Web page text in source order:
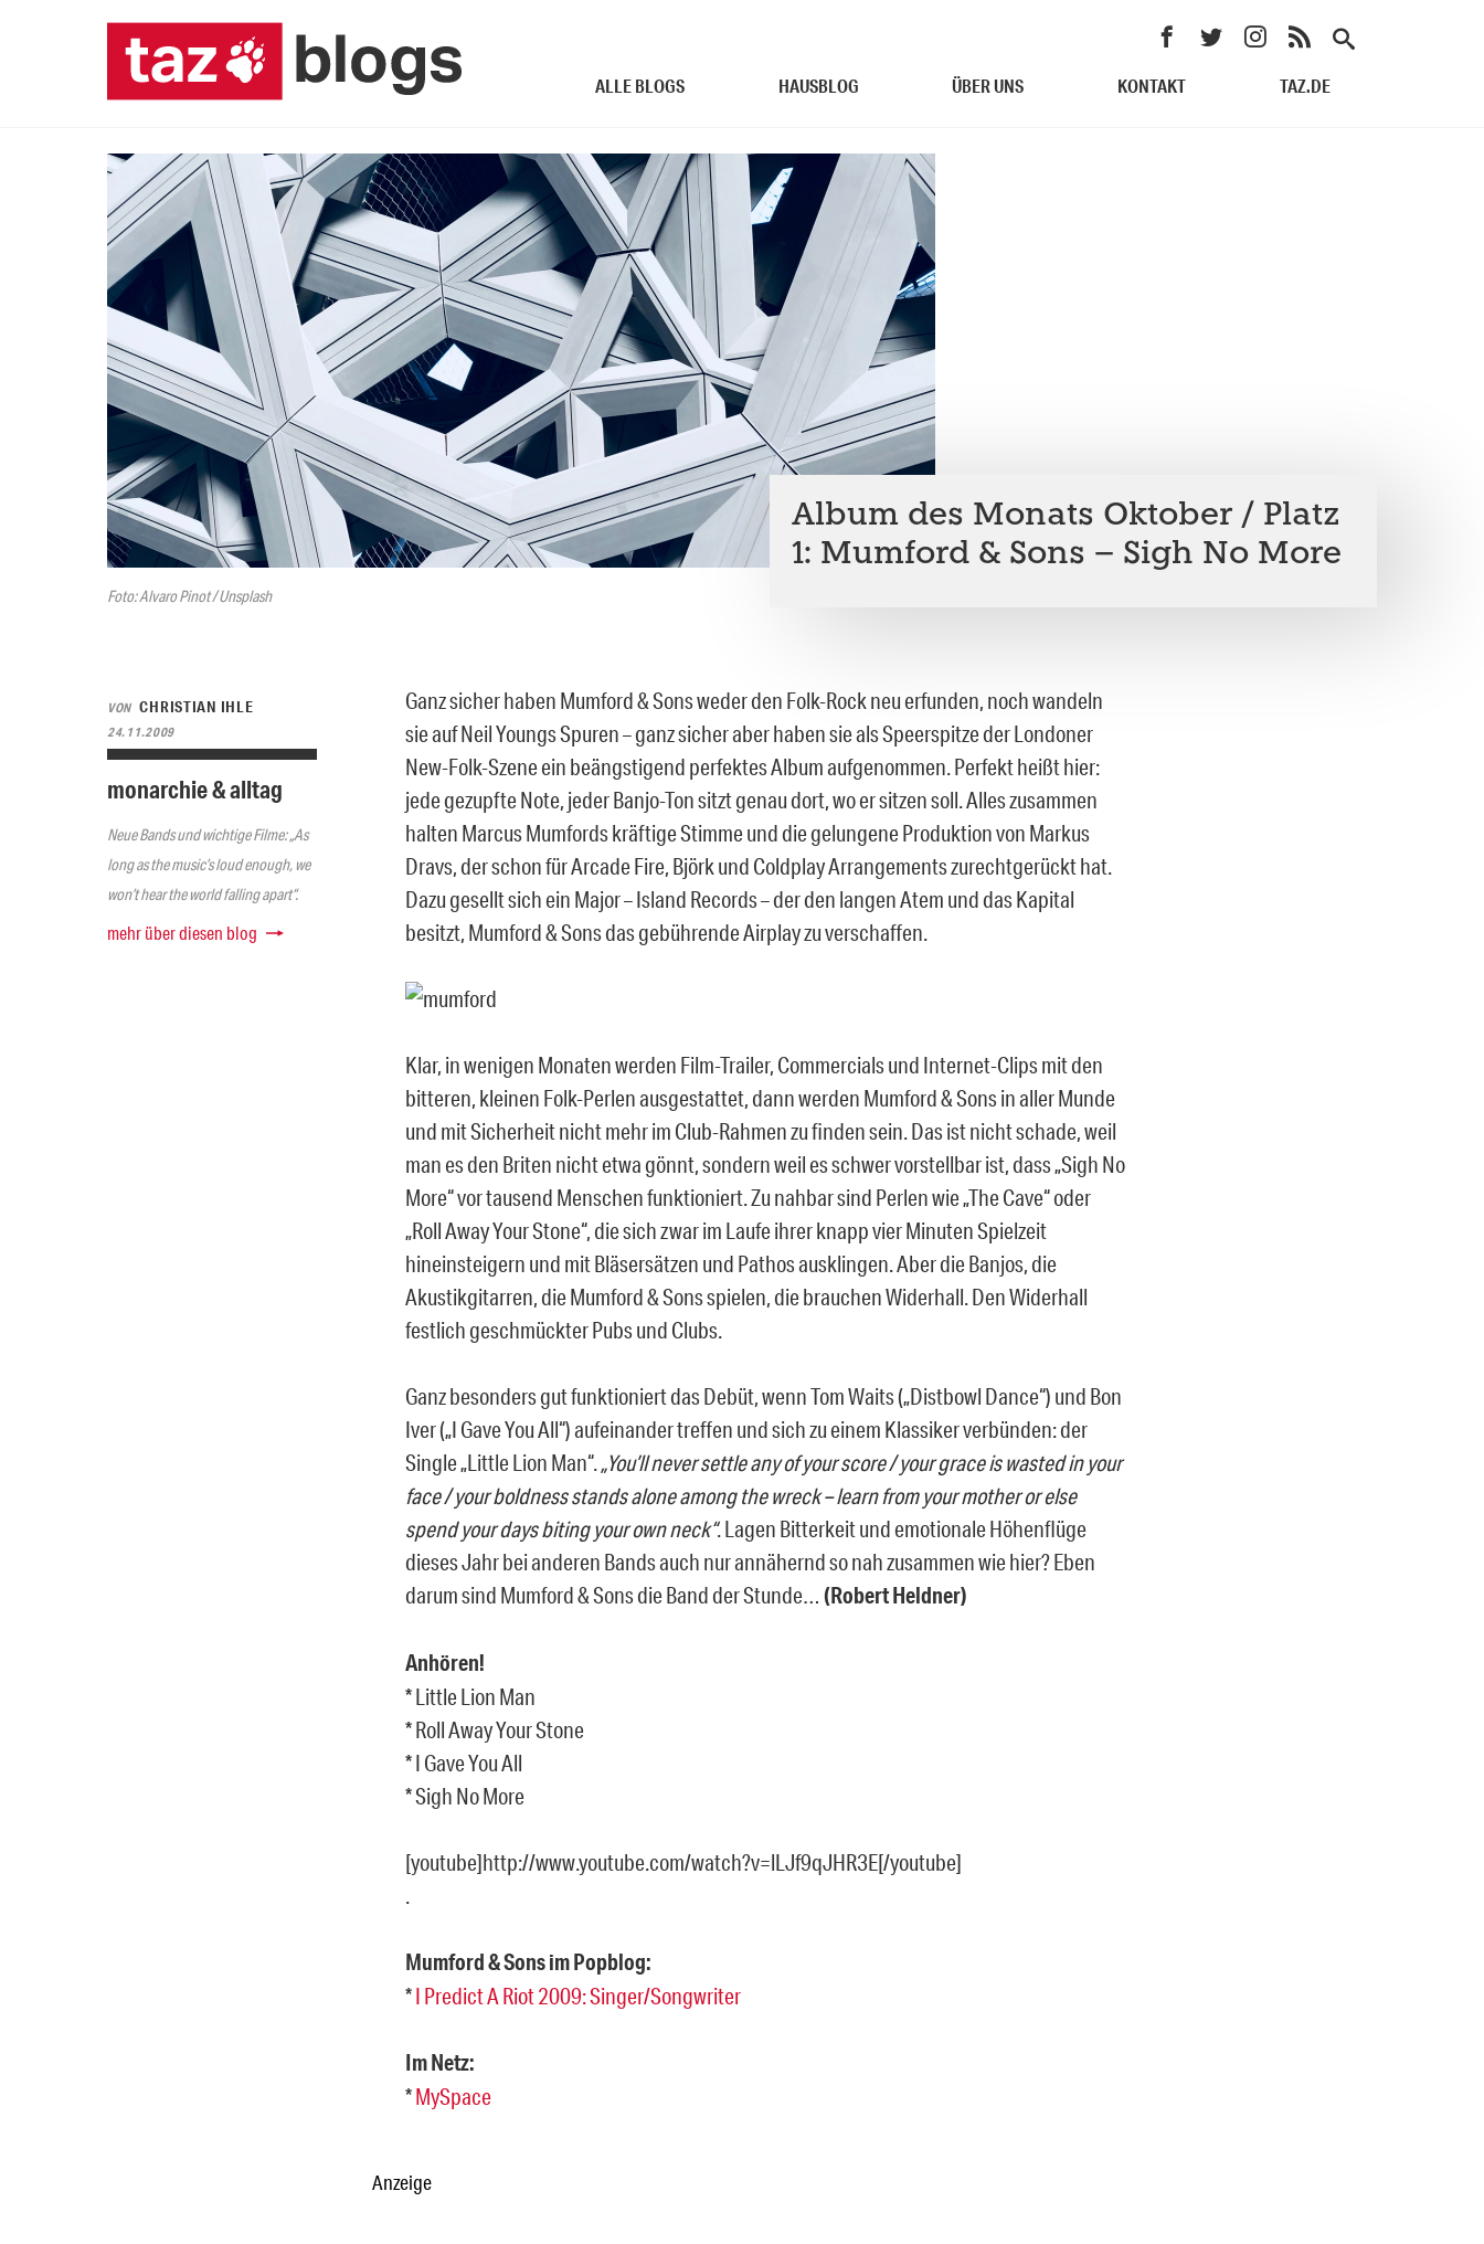
ALLE BLOGS HAUSBLOG ÜBER UNS KONTAKT TAZ.DE
Foto: Alvaro Pinot / Unsplash
Album des Monats Oktober / Platz
1: Mumford & Sons – Sigh No More
VON CHRISTIAN IHLE
24.11.2009
monarchie & alltag
Neue Bands und wichtige Filme: „As
long as the music’s loud enough, we
won’t hear the world falling apart“.
mehr über diesen blog
Ganz sicher haben Mumford & Sons weder den Folk-Rock neu erfunden, noch wandeln
sie auf Neil Youngs Spuren – ganz sicher aber haben sie als Speerspitze der Londoner
New-Folk-Szene ein beängstigend perfektes Album aufgenommen. Perfekt heißt hier:
jede gezupfte Note, jeder Banjo-Ton sitzt genau dort, wo er sitzen soll. Alles zusammen
halten Marcus Mumfords kräftige Stimme und die gelungene Produktion von Markus
Dravs, der schon für Arcade Fire, Björk und Coldplay Arrangements zurechtgerückt hat.
Dazu gesellt sich ein Major – Island Records – der den langen Atem und das Kapital
besitzt, Mumford & Sons das gebührende Airplay zu verschaffen.
Klar, in wenigen Monaten werden Film-Trailer, Commercials und Internet-Clips mit den
bitteren, kleinen Folk-Perlen ausgestattet, dann werden Mumford & Sons in aller Munde
und mit Sicherheit nicht mehr im Club-Rahmen zu finden sein. Das ist nicht schade, weil
man es den Briten nicht etwa gönnt, sondern weil es schwer vorstellbar ist, dass „Sigh No
More“ vor tausend Menschen funktioniert. Zu nahbar sind Perlen wie „The Cave“ oder
„Roll Away Your Stone“, die sich zwar im Laufe ihrer knapp vier Minuten Spielzeit
hineinsteigern und mit Bläsersätzen und Pathos ausklingen. Aber die Banjos, die
Akustikgitarren, die Mumford & Sons spielen, die brauchen Widerhall. Den Widerhall
festlich geschmückter Pubs und Clubs.
Ganz besonders gut funktioniert das Debüt, wenn Tom Waits („Distbowl Dance“) und Bon
Iver („I Gave You All“) aufeinander treffen und sich zu einem Klassiker verbünden: der
Single „Little Lion Man“.„You’ll never settle any of your score / your grace is wasted in your
face / your boldness stands alone among the wreck – learn from your mother or else
spend your days biting your own neck“. Lagen Bitterkeit und emotionale Höhenflüge
dieses Jahr bei anderen Bands auch nur annähernd so nah zusammen wie hier? Eben
darum sind Mumford & Sons die Band der Stunde… (Robert Heldner)
Anhören!
* Little Lion Man
* Roll Away Your Stone
* I Gave You All
* Sigh No More
[youtube]http://www.youtube.com/watch?v=lLJf9qJHR3E[/youtube]
.
Mumford & Sons im Popblog:
*I Predict A Riot 2009: Singer/Songwriter
Im Netz:
*MySpace
Anzeige